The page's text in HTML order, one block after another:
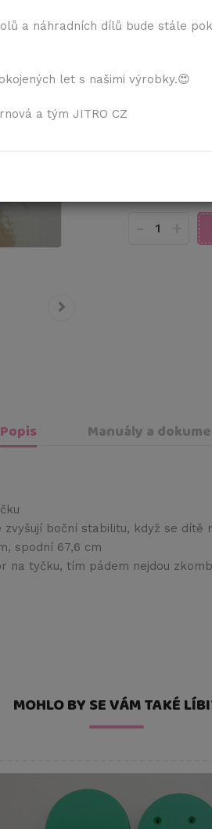
1 189,00
Pokud
neošetřené",
Barevné
Popis Manuály a
boční stabilitu, když se dítě
spodní 67,6 cm
na tyčku, tím pádem nejdou
MOHLO BY SE VÁM TAKÉ
a náhradních dílů bude stále
let s našimi výrobky.😍
a tým JITRO CZ